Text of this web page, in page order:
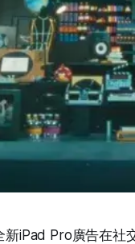
iPad Pro廣告在社